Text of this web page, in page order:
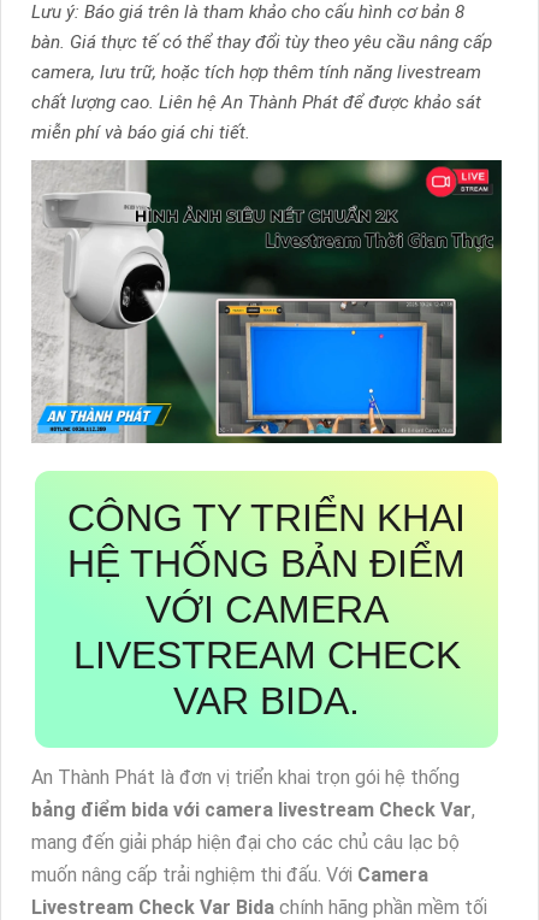
Lưu ý: Báo giá trên là tham khảo cho cấu hình cơ bản 8
bàn. Giá thực tế có thể thay đổi tùy theo yêu cầu nâng cấp
camera, lưu trữ, hoặc tích hợp thêm tính năng livestream
chất lượng cao. Liên hệ An Thành Phát để được khảo sát
miễn phí và báo giá chi tiết.
CÔNG TY TRIỂN KHAI
HỆ THỐNG BẢN ĐIỂM
VỚI CAMERA
LIVESTREAM CHECK
VAR BIDA.
An Thành Phát là đơn vị triển khai trọn gói hệ thống
bảng điểm bida với camera livestream Check Var,
mang đến giải pháp hiện đại cho các chủ câu lạc bộ
muốn nâng cấp trải nghiệm thi đấu. Với Camera
Livestream Check Var Bida chính hãng phần mềm tối